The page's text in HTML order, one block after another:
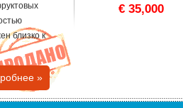
близко к
»
€ 35,000